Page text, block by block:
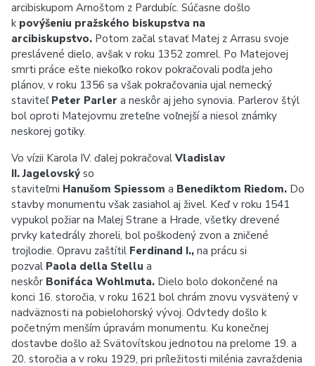
arcibiskupom Arnoštom z Pardubíc. Súčasne došlo
k povýšeniu pražského biskupstva na
arcibiskupstvo. Potom začal stavať Matej z Arrasu svoje
preslávené dielo, avšak v roku 1352 zomrel. Po Matejovej
smrti práce ešte niekoľko rokov pokračovali podľa jeho
plánov, v roku 1356 sa však pokračovania ujal nemecký
staviteľ Peter Parler a neskôr aj jeho synovia. Parlerov štýl
bol oproti Matejovmu zreteľne voľnejší a niesol známky
neskorej gotiky.
Vo vízii Karola IV. ďalej pokračoval Vladislav
II. Jagelovský so
staviteľmi Hanušom Spiessom a Benediktom Riedom. Do
stavby monumentu však zasiahol aj živel. Keď v roku 1541
vypukol požiar na Malej Strane a Hrade, všetky drevené
prvky katedrály zhoreli, bol poškodený zvon a zničené
trojlodie. Opravu zaštítil Ferdinand I., na prácu si
pozval Paola della Stellu a
neskôr Bonifáca Wohlmuta. Dielo bolo dokončené na
konci 16. storočia, v roku 1621 bol chrám znovu vysvätený v
nadväznosti na pobielohorský vývoj. Odvtedy došlo k
početným menším úpravám monumentu. Ku konečnej
dostavbe došlo až Svätovítskou jednotou na prelome 19. a
20. storočia a v roku 1929, pri príležitosti milénia zavraždenia